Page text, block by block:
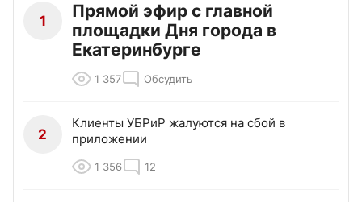
1
Прямой эфир с главной
площадки Дня города в
Екатеринбурге
1 357 Обсудить
2
Клиенты УБРиР жалуются на сбой в
приложении
1 356 12